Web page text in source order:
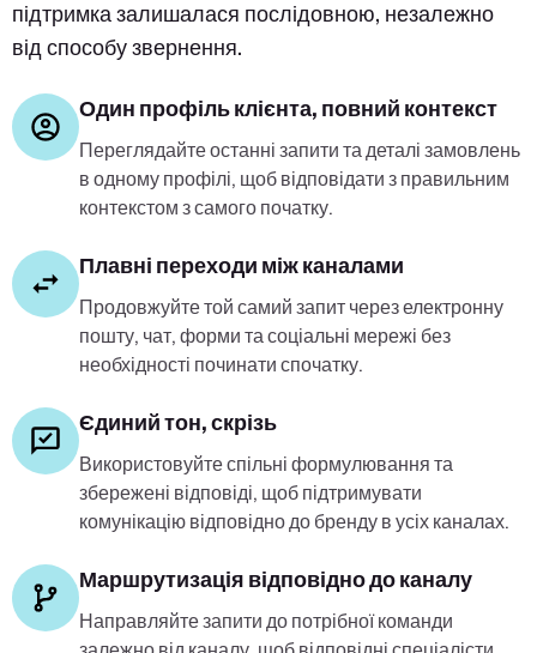
підтримка залишалася послідовною, незалежно
від способу звернення.
Один профіль клієнта, повний контекст
Переглядайте останні запити та деталі замовлень
в одному профілі, щоб відповідати з правильним
контекстом з самого початку.
Плавні переходи між каналами
Продовжуйте той самий запит через електронну
пошту, чат, форми та соціальні мережі без
необхідності починати спочатку.
Єдиний тон, скрізь
Використовуйте спільні формулювання та
збережені відповіді, щоб підтримувати
комунікацію відповідно до бренду в усіх каналах.
Маршрутизація відповідно до каналу
Направляйте запити до потрібної команди